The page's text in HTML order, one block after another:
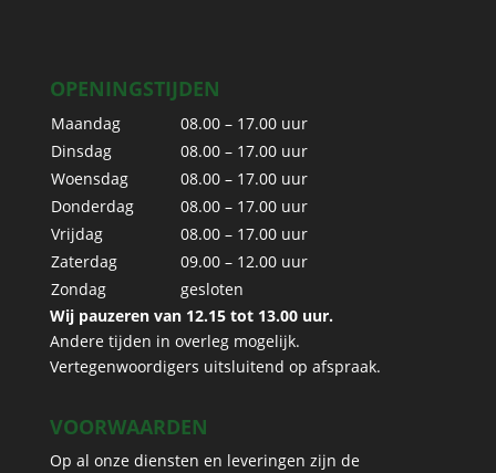
OPENINGSTIJDEN
Maandag
08.00 – 17.00 uur
Dinsdag
08.00 – 17.00 uur
Woensdag
08.00 – 17.00 uur
Donderdag
08.00 – 17.00 uur
Vrijdag
08.00 – 17.00 uur
Zaterdag
09.00 – 12.00 uur
Zondag
gesloten
Wij pauzeren van 12.15 tot 13.00 uur.
Andere tijden in overleg mogelijk.
Vertegenwoordigers uitsluitend op afspraak.
VOORWAARDEN
Op al onze diensten en leveringen zijn de